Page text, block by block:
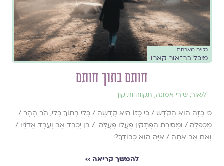
גלויה מארחת
מיכל בר־אור קארו
חותם בתוך חותם
//אור, שירי אמונה, תקווה ותיקון
כִּי כָּזֶה הוּא הַקֹּדֶשׁ / כִּי כָּזוֹ הִיא קְדֻשָּׁה / כְּלִי בְּתוֹךְ כְּלִי, הֹר הָהָר /
מַכְפֵּלָה / וּמְסִירַת הַפְּתָקִין פָּעֲלוּ פְּעֻלָּה / בֵּן יְכַבֵּד אָב וְעֶבֶד אֲדֹנָיו /
וְאִם אָב אַתָּה / אַיָּה הוּא כְּבוֹדְךָ?
להמשך קריאה ››